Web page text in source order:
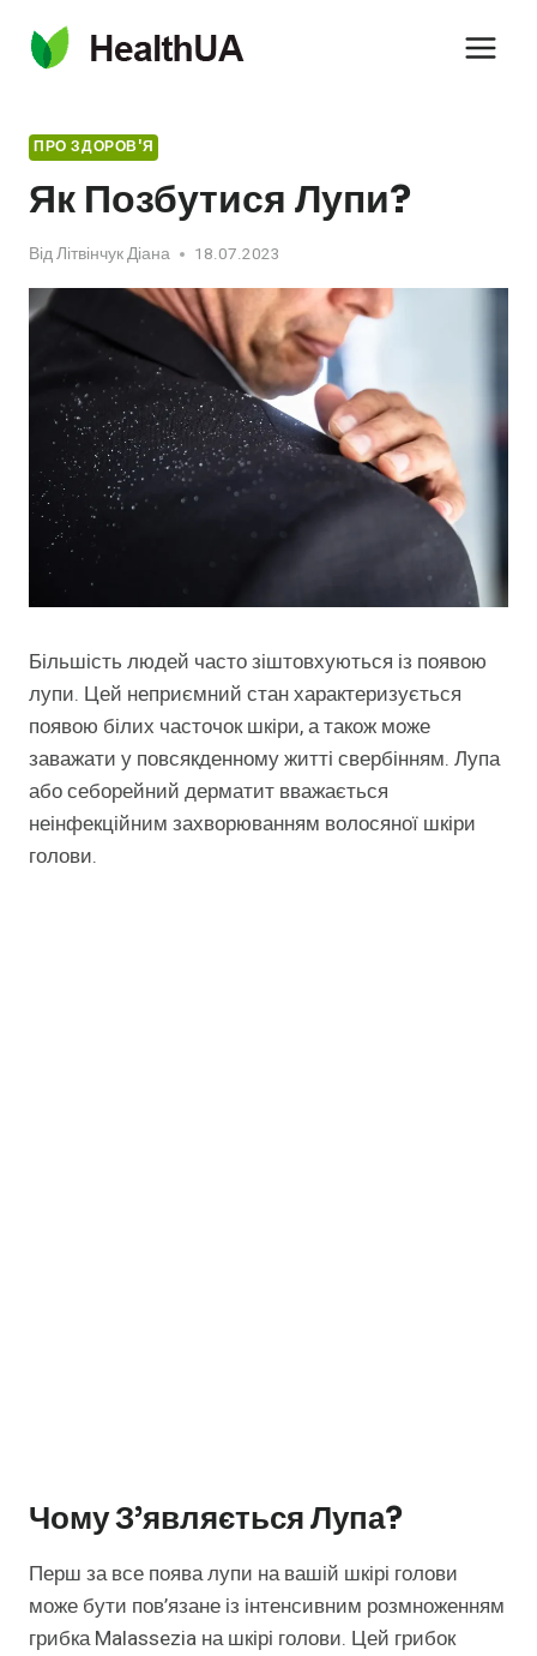
вмісту
ПРО ЗДОРОВ'Я
Як Позбутися Лупи?
ВідЛітвінчук Діана 18.07.2023
Більшість людей часто зіштовхуються із появою
лупи. Цей неприємний стан характеризується
появою білих часточок шкіри, а також може
заважати у повсякденному житті свербінням. Лупа
або себорейний дерматит вважається
неінфекційним захворюванням волосяної шкіри
голови.
Чому З’являється Лупа?
Перш за все поява лупи на вашій шкірі голови
може бути пов’язане із інтенсивним розмноженням
грибка Malassezia на шкірі голови. Цей грибок